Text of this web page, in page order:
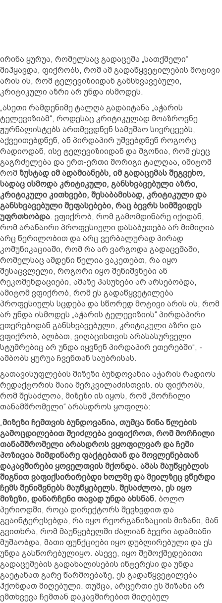
ირინა ყურუა, რომელსაც გადაცემა „სათქმელი“
მიჰყავდა, ფიქრობს, რომ ამ გადაწყვეტილების მოტივი
არის ის, რომ ტელევიზიიდან განსხვავებული,
კრიტიკული აზრი არ უნდა ისმოდეს.
„ასეთი რამდენიმე ტალღა გადაიტანა „აჭარის
ტელევიზიამ“, როდესაც კრიტიკულად მოაზროვნე
ჟურნალისტებს ართმევდნენ სამუშაო სივრცეებს,
აქვეითებდნენ, ან პირდაპირ უშვებდნენ როგორც
რადიოდან, ისე ტელევიზიიდან და მგონია, რომ ესეც
გაგრძელება და ერთ-ერთი მორიგი ტალღაა, იმიტომ
რომ ზუსტად იმ ადამიანებს, იმ გადაცემას შეგვეხო,
სადაც ისმოდა კრიტიკული, განსხვავებული აზრი,
კრიტიკული კითხვები, შესაბამისად, კრიტიკული და
განსხვავებული შეფასებები, რაც ბევრს სიმშვიდეს
უფრთხობდა. ვფიქრობ, რომ გამომდინარე იქიდან,
რომ არანაირი პროფესიული დასაბუთება არ მიმიღია
არც წერილობით და არც ვერბალურად პირად
კომუნიკაციაში, რომ რა არ ვარგოდა გადაცემაში,
რომელსაც ამდენი წელია ვაკეთებთ, რა იყო
შესაცვლელი, როგორი იყო შენიშვნები ან
რეკომენდაციები, ამაზე პასუხები არ არსებობდა,
ამიტომ ვფიქრობ, რომ ეს გადაწყვეტილება
პროფესიულს სცდება და სწორედ მოტივი არის ის, რომ
არ უნდა ისმოდეს „აჭარის ტელევიზიის“ პირდაპირი
ეთერებიდან განსხვავებული, კრიტიკული აზრი და
ვფიქრობ, ალბათ, ვიღაცისთვის არასასურველი
სტუმრებიც არ უნდა იყვნენ პირდაპირ ეთერებში“, -
ამბობს ყურუა ჩვენთან საუბრისას.
გათავისუფლების მიზეზი ბუნდოვანია აჭარის რადიოს
რედაქტორის მაია მერკვილაძისთვის. ის ფიქრობს,
რომ შესაძლოა, მიზეზი ის იყოს, რომ „მორჩილი
თანამშრომელი“ არასდროს ყოფილა:
„მიზეზი ჩემთვის ბუნდოვანია, თუმცა წინა წლების
გამოცდილებით შეიძლება ვიფიქროთ, რომ მორჩილი
თანამშრომელი არასდროს ვყოფილვარ და ჩემი
პოზიცია მიმდინარე ფაქტებთან და მოვლენებთან
დაკავშირები ყოველთვის მქონდა. ამას მაუწყებლის
შიგნით ვაფიქსირირებდი ხოლმე და მეილზეც ვწერდი
ჩემს შენიშვნებს მაუწყებელს. შესაძლოა, ეს იყო
მიზეზი, დანარჩენი თავად უნდა ახსნან. ბოლო
პერიოდში, როცა დირექტორს შევხვდით და
გვაინტერესებდა, რა იყო რეორგანიზაციის მიზანი, მან
გვითხრა, რომ მაუწყებელში ძალიან ბევრი ადამიანი
მუშაობდა, მათი ფუნქციები იყო დუბლირებული და ეს
უნდა გასწორებულიყო. ასევე, იყო შემოქმედებითი
გადაცემების გადახალისების ინტერესი და უნდა
გაეტანათ გარე წარმოებაზე, ეს გადაწყვეტილება
ჰქონდათ მიღებული. თუმცა, არცერთი ეს მიზანი არ
ემთხვევა ჩემთან დაკავშირებით მიღებულ